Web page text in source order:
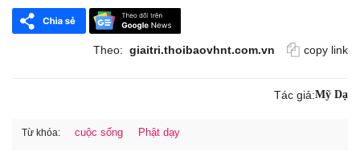
Theo: giaitri.thoibaovhnt.com.vn copy link
Tác giả:Mỹ Dạ
Từ khóa: cuộc sống Phật dạy